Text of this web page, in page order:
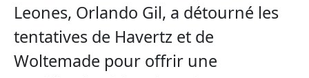
Leones, Orlando Gil, a détourné les
tentatives de Havertz et de
Woltemade pour offrir une